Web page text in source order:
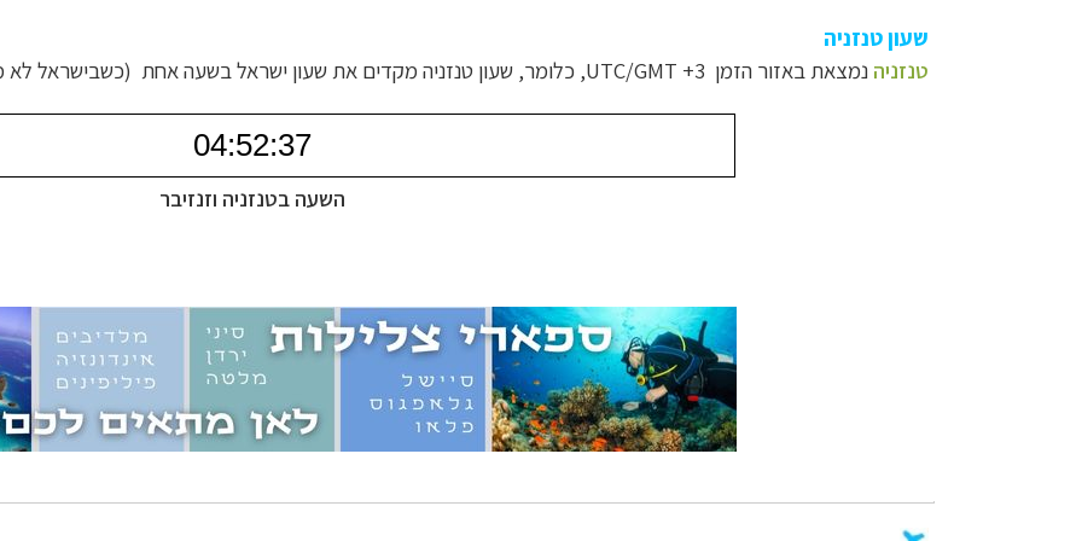
שעון טנזניה
טנזניה נמצאת באזור הזמן UTC/GMT +3, כלומר, שעון טנזניה מקדים את שעון ישראל בשעה אחת (כשבישראל לא
השעה בטנזניה וזנזיבר
טיולי אקטיב - אופניים, שייט והליכהלחצו לרשימת יעדים »
טיול עצמאי לדרום אמריקהלחצו לרשימת ההצעות »